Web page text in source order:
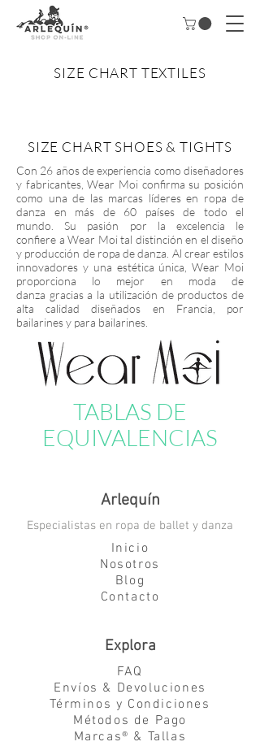
TABLAS DE
EQUIVALENCIAS
SIZE CHART TEXTILES
SIZE CHART SHOES & TIGHTS
Con 26 años de experiencia como diseñadores
y fabricantes, Wear Moi confirma su posición
como una de las marcas líderes en ropa de
danza en más de 60 países de todo el
mundo.Su pasión por la excelencia le
confiere a Wear Moi tal distinción en el diseño
y producción de ropa de danza. Al crear estilos
innovadores y una estética única, Wear Moi
proporciona lo mejor en moda de
danza gracias a la utilización de productos de
alta calidad diseñados en Francia, por
bailarines y para bailarines.
Arlequín
Especialistas en ropa de ballet y danza
Inicio
Nosotros
Blog
Contacto
Explora
FAQ
Envíos & Devoluciones
Términos y Condiciones
Métodos de Pago
Marcas® & Tallas